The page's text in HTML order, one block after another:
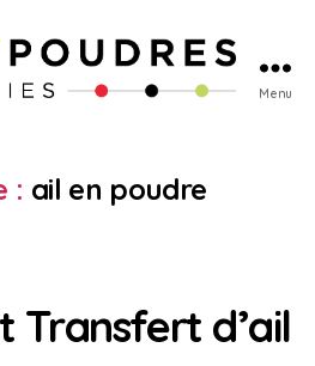
Menu
: ail en poudre
Transfert d’ail